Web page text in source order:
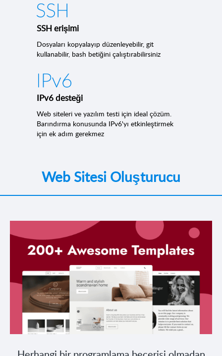
SSH erişimi
Dosyaları kopyalayıp düzenleyebilir, git
kullanabilir, bash betiğini çalıştırabilirsiniz
IPv6 desteği
Web siteleri ve yazılım testi için ideal çözüm.
Barındırma konusunda IPv6'yı etkinleştirmek
için ek adım gerekmez
Web Sitesi Oluşturucu